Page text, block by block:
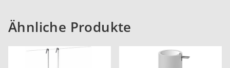
Ähnliche Produkte